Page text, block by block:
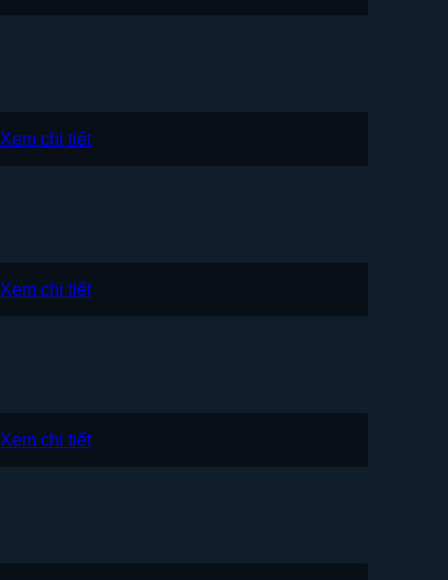
Xem chi tiết
Xem chi tiết
Xem chi tiết